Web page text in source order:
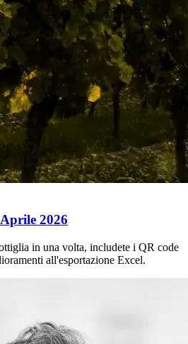
2026
in una volta, includete i QR code
all'esportazione Excel.